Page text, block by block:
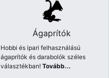
Ágaprítók
Hobbi és ipari felhasználású
ágaprítók és darabolók széles
választékban!Tovább...